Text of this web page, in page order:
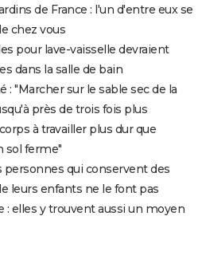
de France : l'un d'entre eux se
chez vous
pour lave-vaisselle devraient
dans la salle de bain
: "Marcher sur le sable sec de la
près de trois fois plus
à travailler plus dur que
sol ferme"
personnes qui conservent des
leurs enfants ne le font pas
elles y trouvent aussi un moyen